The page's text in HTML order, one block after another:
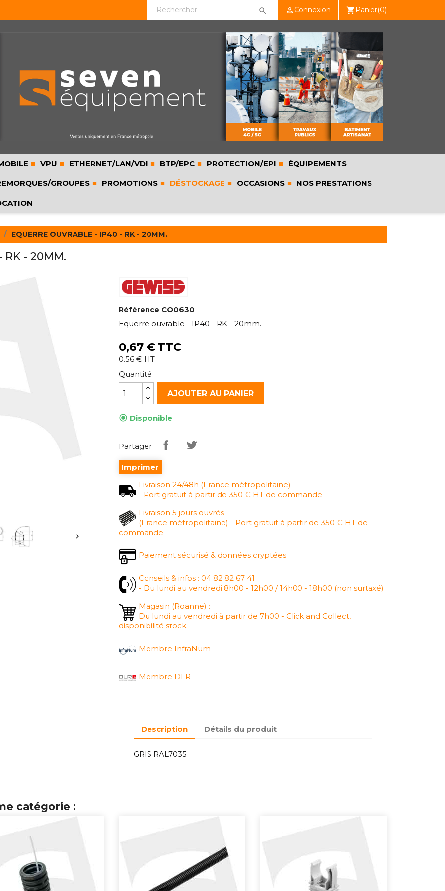
  Connexion shopping_cart Panier(0)
VPU ETHERNET/LAN/VDI BTP/EPC PROTECTION/EPI ÉQUIPEMENTS
GROUPES PROMOTIONS DÉSTOCKAGE OCCASIONS NOS PRESTATIONS
EQUERRE OUVRABLE - IP40 - RK - 20MM.
RK - 20MM.

Référence CO0630
Equerre ouvrable - IP40 - RK - 20mm.
0,67 €TTC
0.56 € HT
Quantité
AJOUTER AU PANIER
 Disponible
Partager
Imprimer
Livraison 24/48h (France métropolitaine)
- Port gratuit à partir de 350 € HT de commande
Livraison 5 jours ouvrés
(France métropolitaine) - Port gratuit à partir de 350 € HT de
commande
Paiement sécurisé & données cryptées
Conseils & infos : 04 82 82 67 41
- Du lundi au vendredi 8h00 - 12h00 / 14h00 - 18h00 (non surtaxé)
Magasin (Roanne) :
Du lundi au vendredi à partir de 7h00 - Click and Collect,
disponibilité stock.
Membre InfraNum
Membre DLR
Description Détails du produit
GRIS RAL7035
catégorie :